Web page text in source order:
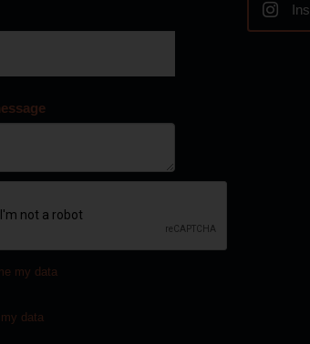
my data
data